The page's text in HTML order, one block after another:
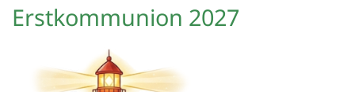
Erstkommunion 2027